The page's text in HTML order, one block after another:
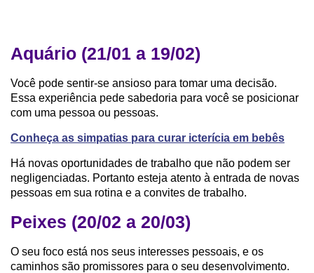
Aquário (21/01 a 19/02)
Você pode sentir-se ansioso para tomar uma decisão.
Essa experiência pede sabedoria para você se posicionar
com uma pessoa ou pessoas.
Conheça as simpatias para curar icterícia em bebês
Há novas oportunidades de trabalho que não podem ser
negligenciadas. Portanto esteja atento à entrada de novas
pessoas em sua rotina e a convites de trabalho.
Peixes (20/02 a 20/03)
O seu foco está nos seus interesses pessoais, e os
caminhos são promissores para o seu desenvolvimento.